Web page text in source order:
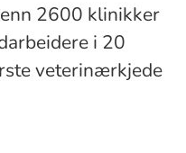
2600 klinikker
i 20
veterinærkjede